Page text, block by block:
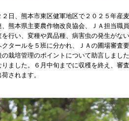
日、熊本市東区健軍地区で２０２５年産
熊本県主要農作物改良協会、ＪＡ担当職
を行い、変種や異品種、病害虫の発生がな
タールを５班に分かれ、ＪＡの圃場審査
栽培管理のポイントについて助言しまし
ました。６月中旬までに収穫を終え、審
されます。